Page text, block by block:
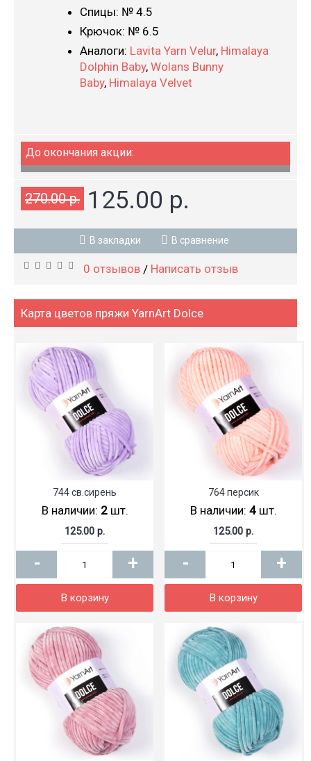
Спицы: № 4.5
Крючок: № 6.5
Аналоги: Lavita Yarn Velur, Himalaya
Dolphin Baby, Wolans Bunny
Baby, Himalaya Velvet
До окончания акции:
270.00 р. 125.00 р.
В закладки В сравнение
0 отзывов / Написать отзыв
Карта цветов пряжи YarnArt Dolce
744 св.сирень
В наличии: 2шт.
125.00 р.
- +
В корзину
764 персик
В наличии: 4шт.
125.00 р.
- +
В корзину